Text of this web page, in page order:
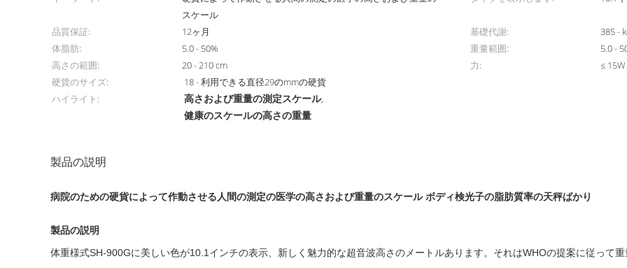
スケール
品質保証: 12ヶ月 基礎代謝:
385 -
体脂肪:
5.0 - 50% 重量範囲:
5.0 -
高さの範囲:
20 - 210 cm 力:
≤ 15W
硬貨のサイズ:
18 - 利用できる直径29のmmの硬貨
ハイライト:
高さおよび重量の測定スケール,
健康のスケールの高さの重量
製品の説明
病院のための硬貨によって作動させる人間の測定の医学の高さおよび重量のスケール ボディ検光子の脂肪質率の天秤ばかり
製品の説明
体重様式SH-900Gに美しい色が10.1インチの表示、新しく魅力的な超音波高さのメートルあります。それはWHOの提案に従っ